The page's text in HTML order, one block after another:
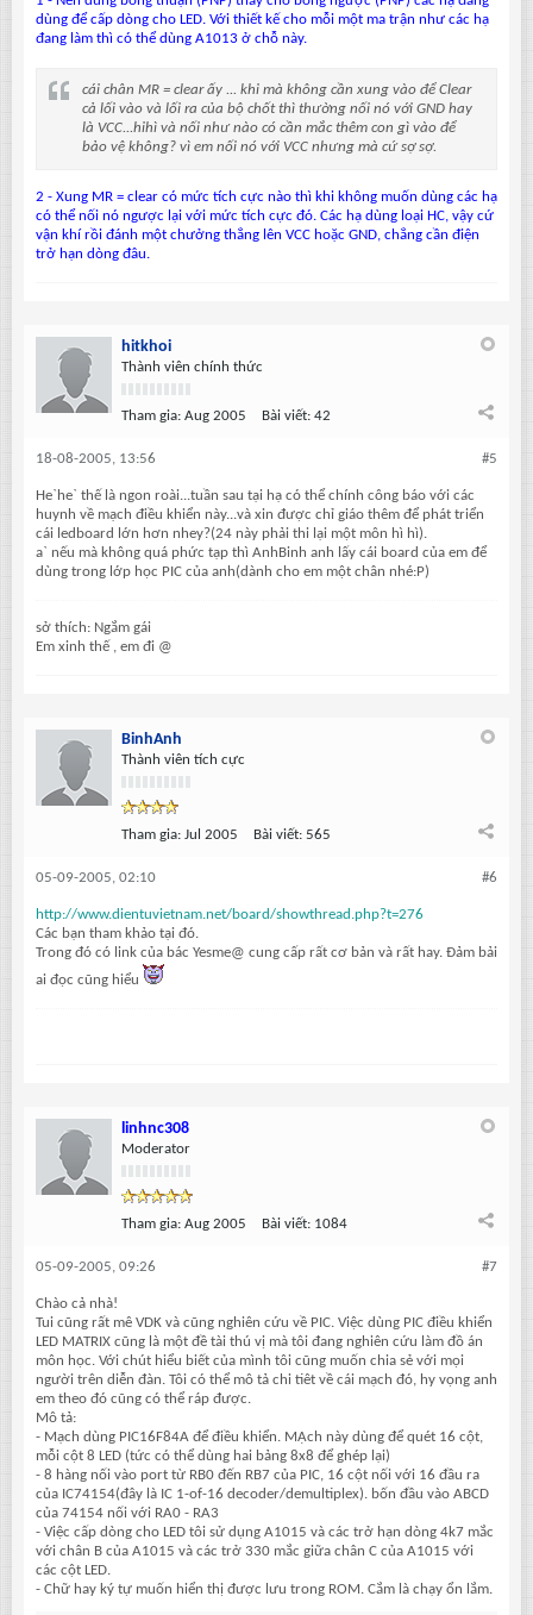
dùng để cấp dòng cho LED. Với thiết kế cho mỗi một ma trận như các hạ
đang làm thì có thể dùng A1013 ở chỗ này.
cái chân MR = clear ấy ... khi mà không cần xung vào để Clear
cả lối vào và lối ra của bộ chốt thì thường nối nó với GND hay
là VCC...hihì và nối như nào có cần mắc thêm con gì vào để
bảo vệ không? vì em nối nó với VCC nhưng mà cứ sợ sợ.
2 - Xung MR = clear có mức tích cực nào thì khi không muốn dùng các hạ
có thể nối nó ngược lại với mức tích cực đó. Các hạ dùng loại HC, vậy cứ
vận khí rồi đánh một chưởng thẳng lên VCC hoặc GND, chẳng cần điện
trở hạn dòng đâu.
hitkhoi
Thành viên chính thức
Tham gia: Aug 2005 Bài viết: 42
#5
18-08-2005, 13:56
He`he` thế là ngon roài...tuần sau tại hạ có thể chính công báo với các
huynh về mạch điều khiển này...và xin được chỉ giáo thêm để phát triển
cái ledboard lớn hơn nhey?(24 này phải thi lại một môn hì hì).
a` nếu mà không quá phức tạp thì AnhBinh anh lấy cái board của em để
dùng trong lớp học PIC của anh(dành cho em một chân nhé:P)
sở thích: Ngắm gái
Em xinh thế , em đi @
BinhAnh
Thành viên tích cực
Tham gia: Jul 2005 Bài viết: 565
#6
05-09-2005, 02:10
http://www.dientuvietnam.net/board/showthread.php?t=276
Các bạn tham khảo tại đó.
Trong đó có link của bác Yesme@ cung cấp rất cơ bản và rất hay. Đảm bải
ai đọc cũng hiểu
linhnc308
Moderator
Tham gia: Aug 2005 Bài viết: 1084
#7
05-09-2005, 09:26
Chào cả nhà!
Tui cũng rất mê VDK và cũng nghiên cứu về PIC. Việc dùng PIC điều khiển
LED MATRIX cũng là một đề tài thú vị mà tôi đang nghiên cứu làm đồ án
môn học. Với chút hiểu biết của mình tôi cũng muốn chia sẻ với mọi
người trên diễn đàn. Tôi có thể mô tả chi tiêt về cái mạch đó, hy vọng anh
em theo đó cũng có thể ráp được.
Mô tả:
- Mạch dùng PIC16F84A để điều khiển. MẠch này dùng để quét 16 cột,
mỗi cột 8 LED (tức có thể dùng hai bảng 8x8 để ghép lại)
- 8 hàng nối vào port từ RB0 đến RB7 của PIC, 16 cột nối với 16 đầu ra
của IC74154(đây là IC 1-of-16 decoder/demultiplex). bốn đầu vào ABCD
của 74154 nối với RA0 - RA3
- Việc cấp dòng cho LED tôi sử dụng A1015 và các trở hạn dòng 4k7 mắc
với chân B của A1015 và các trở 330 mắc giữa chân C của A1015 với
các cột LED.
- Chữ hay ký tự muốn hiển thị được lưu trong ROM. Cắm là chạy ổn lắm.